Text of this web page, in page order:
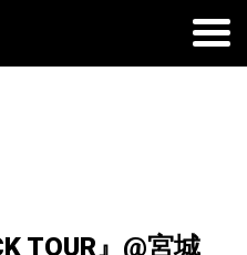
TOUR』@宮城